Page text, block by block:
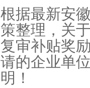
根据最新安
策整理，关
复审补贴奖
请的企业单
明！